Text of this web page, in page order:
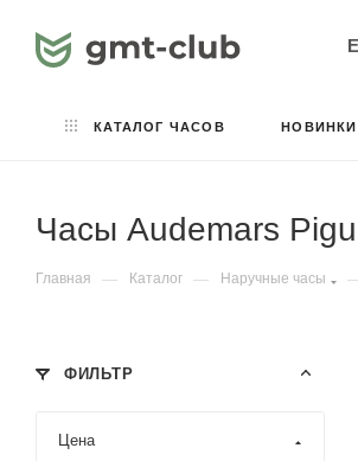
КАТАЛОГ ЧАСОВ НОВИНКИ
Часы Audemars
Главная — Каталог — Наручные часы
ФИЛЬТР
Цена